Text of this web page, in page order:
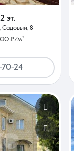
2 эт.
Садовый, 8
₽/м²
24